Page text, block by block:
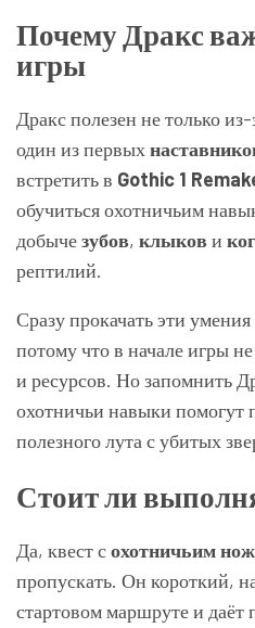
Почему Дракс
игры
Дракс полезен не только
один из первых
встретить в Gothic 1
обучиться охотничьим
добычезубов, клыков и
рептилий.
Сразу прокачать эти
потому что в начале игры не
и ресурсов. Но запомнить
охотничьи навыки помогут
полезного лута с убитых
Стоит ли
Да, квест сохотничьим
пропускать. Он короткий,
стартовом маршруте и